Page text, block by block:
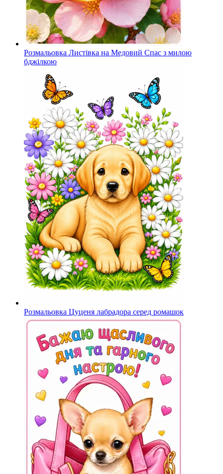
Розмальовка Листівка на Медовий Спас з милою
бджілкою
Розмальовка Цуценя лабрадора серед ромашок